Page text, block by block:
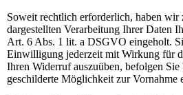
Soweit rechtlich erforderlich, haben wir
dargestellten Verarbeitung Ihrer Daten
Art. 6 Abs. 1 lit. a DSGVO eingeholt.
Einwilligung jederzeit mit Wirkung für
Ihren Widerruf auszuüben, befolgen Sie
geschilderte Möglichkeit zur Vornahme